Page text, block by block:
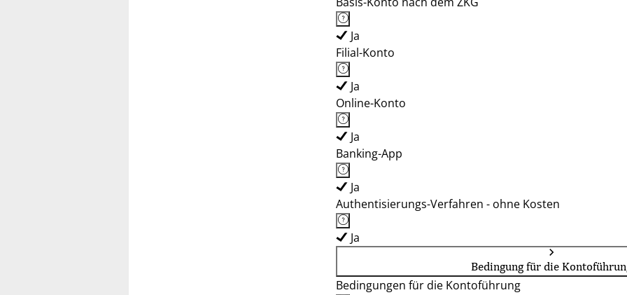
Ja
Filial-Konto
Ja
Online-Konto
Ja
Banking-App
Ja
Authentisierungs-Verfahren - ohne Kosten
Ja
Bedingung für die
Bedingungen für die Kontoführung